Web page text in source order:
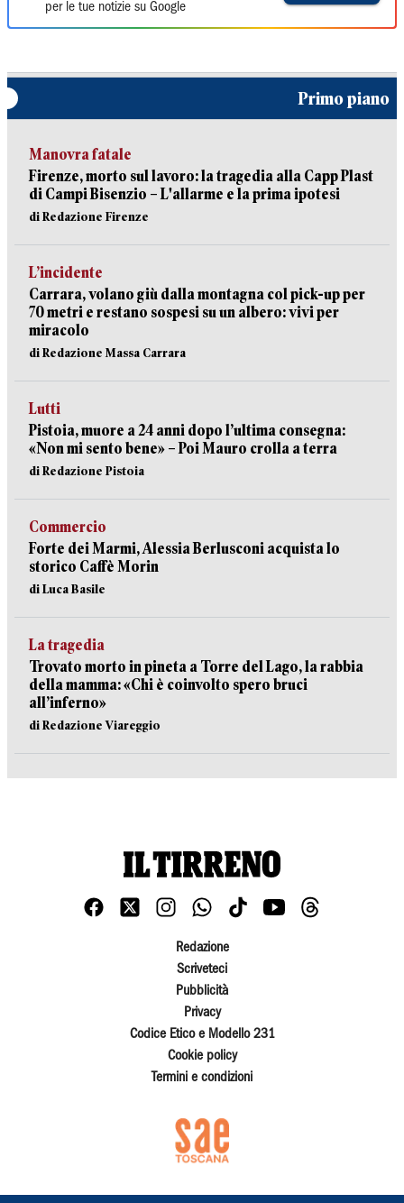
per le tue notizie su Google
Primo piano
Manovra fatale
Firenze, morto sul lavoro: la tragedia alla Capp Plast
di Campi Bisenzio – L'allarme e la prima ipotesi
di Redazione Firenze
L’incidente
Carrara, volano giù dalla montagna col pick-up per
70 metri e restano sospesi su un albero: vivi per
miracolo
di Redazione Massa Carrara
Lutti
Pistoia, muore a 24 anni dopo l’ultima consegna:
«Non mi sento bene» – Poi Mauro crolla a terra
di Redazione Pistoia
Commercio
Forte dei Marmi, Alessia Berlusconi acquista lo
storico Caffè Morin
di Luca Basile
La tragedia
Trovato morto in pineta a Torre del Lago, la rabbia
della mamma: «Chi è coinvolto spero bruci
all’inferno»
di Redazione Viareggio
Redazione
Scriveteci
Pubblicità
Privacy
Codice Etico e Modello 231
Cookie policy
Termini e condizioni